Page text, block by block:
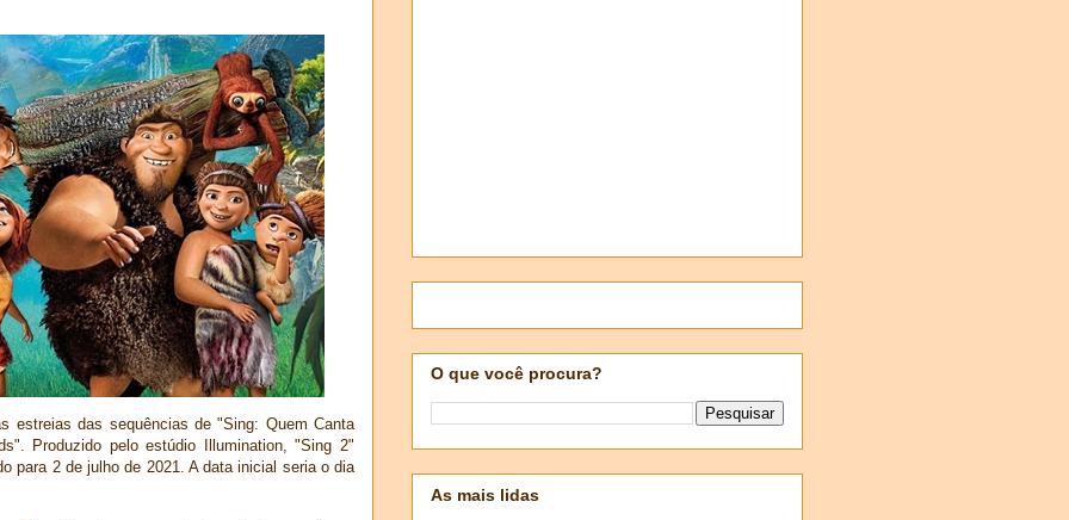
estreias das sequências de "Sing: Quem Canta
Produzido pelo estúdio Illumination, "Sing 2"
para 2 de julho de 2021. A data inicial seria o dia
O que você procura?
As mais lidas